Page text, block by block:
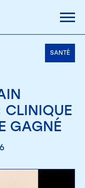
SANTÉ
CLINIQUE
GAGNÉ